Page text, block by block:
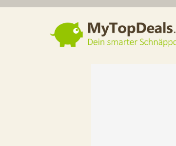
Dein smarter Schnäppchenberater